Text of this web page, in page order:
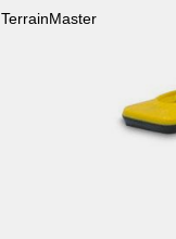
TerrainMaster